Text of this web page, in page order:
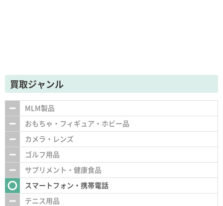
買取ジャンル
MLM製品
おもちゃ・フィギュア・ホビー品
カメラ・レンズ
ゴルフ用品
サプリメント・健康食品
スマートフォン・携帯電話
テニス用品